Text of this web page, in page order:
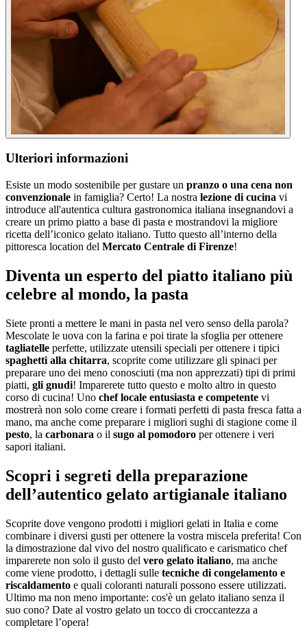
Ulteriori informazioni
Esiste un modo sostenibile per gustare un pranzo o una cena non
convenzionale in famiglia? Certo! La nostra lezione di cucina vi
introduce all'autentica cultura gastronomica italiana insegnandovi a
creare un primo piatto a base di pasta e mostrandovi la migliore
ricetta dell’iconico gelato italiano. Tutto questo all’interno della
pittoresca location del Mercato Centrale di Firenze!
Diventa un esperto del piatto italiano più
celebre al mondo, la pasta
Siete pronti a mettere le mani in pasta nel vero senso della parola?
Mescolate le uova con la farina e poi tirate la sfoglia per ottenere
tagliatelle perfette, utilizzate utensili speciali per ottenere i tipici
spaghetti alla chitarra, scoprite come utilizzare gli spinaci per
preparare uno dei meno conosciuti (ma non apprezzati) tipi di primi
piatti, gli gnudi! Imparerete tutto questo e molto altro in questo
corso di cucina! Uno chef locale entusiasta e competente vi
mostrerà non solo come creare i formati perfetti di pasta fresca fatta a
mano, ma anche come preparare i migliori sughi di stagione come il
pesto, la carbonara o il sugo al pomodoro per ottenere i veri
sapori italiani.
Scopri i segreti della preparazione
dell’autentico gelato artigianale italiano
Scoprite dove vengono prodotti i migliori gelati in Italia e come
combinare i diversi gusti per ottenere la vostra miscela preferita! Con
la dimostrazione dal vivo del nostro qualificato e carismatico chef
imparerete non solo il gusto del vero gelato italiano, ma anche
come viene prodotto, i dettagli sulle tecniche di congelamento e
riscaldamento e quali coloranti naturali possono essere utilizzati.
Ultimo ma non meno importante: cos'è un gelato italiano senza il
suo cono? Date al vostro gelato un tocco di croccantezza a
completare l’opera!